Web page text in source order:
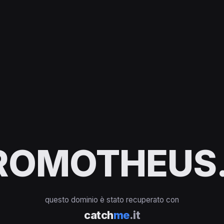
questo dominio è stato recuperato con
catchme.it